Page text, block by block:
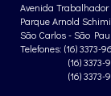
Avenida Trabalhador
Parque Arnold
São Carlos - São
Telefones: (16) 3373-
(16) 3373-9826
(16) 3373-9767